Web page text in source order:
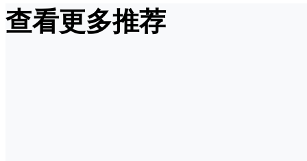
查看更多推荐